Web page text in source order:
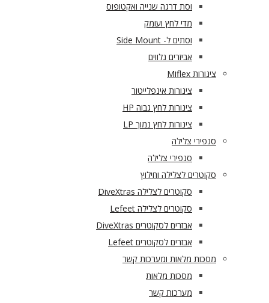
וסת דרגה שנייה ואקטופוס
מדי לחץ ועומק
וסתים ל- Side Mount
אביזרים נלווים
צינורות Miflex
צינורות אינפלייטור
צינורות לחץ גבוה HP
צינורות לחץ נמוך LP
סנפירי צלילה
סנפירי צלילה
סקוטרים לצלילה וחילוץ
סקוטרים לצלילה DiveXtras
סקוטרים לצלילה Lefeet
אבזרים לסקוטרים DiveXtras
אבזרים לסקוטרים Lefeet
מסכות מלאות ומערכות קשר
מסכות מלאות
מערכות קשר